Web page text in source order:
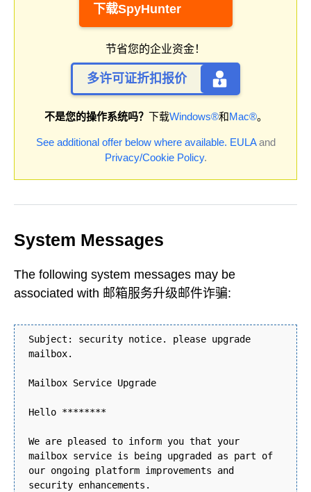
下载SpyHunter
节省您的企业资金！
多许可证折扣报价
不是您的操作系统吗？ 下载Windows®和Mac®。
See additional offer below where available. EULAand
Privacy/Cookie Policy.
System Messages
The following system messages may be
associated with 邮箱服务升级邮件诈骗:
Subject: security notice. please upgrade
mailbox.
Mailbox Service Upgrade
Hello ********
We are pleased to inform you that your
mailbox service is being upgraded as part of
our ongoing platform improvements and
security enhancements.